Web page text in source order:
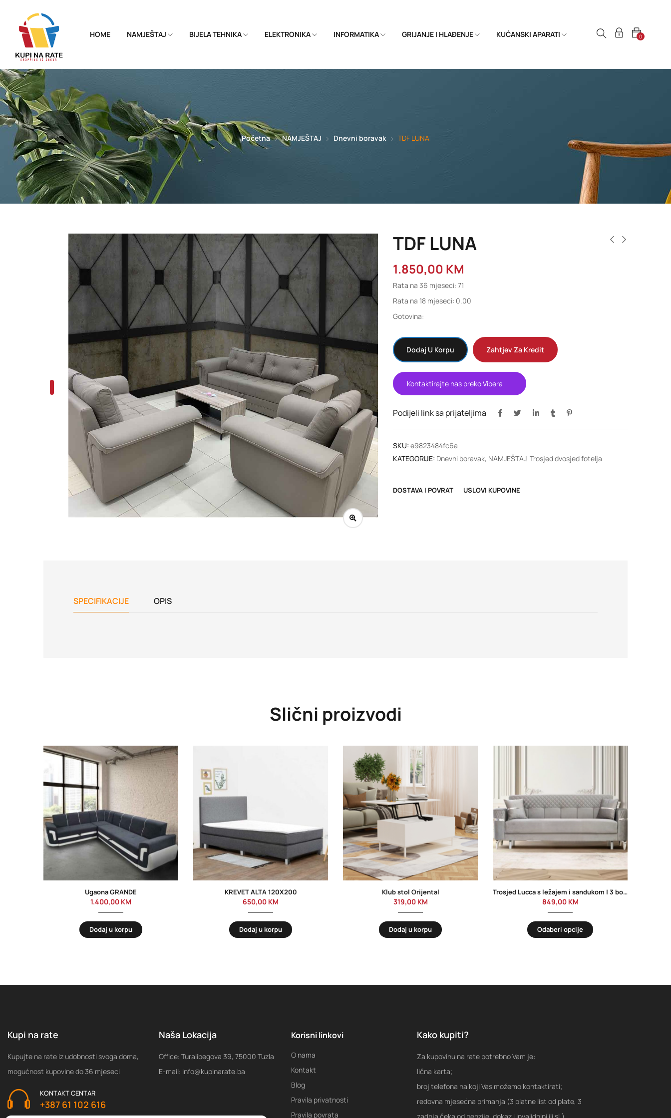
HOME NAMJEŠTAJ BIJELA TEHNIKA ELEKTRONIKA INFORMATIKA GRIJANJE I HLAĐENJE KUĆANSKI APARATI 0
Početna NAMJEŠTAJ Dnevni boravak TDF LUNA
TDF LUNA
1.850,00 KM
Rata na 36 mjeseci: 71
Rata na 18 mjeseci: 0.00
Gotovina:
Dodaj U Korpu Zahtjev Za Kredit
Kontaktirajte nas preko Vibera
Podijeli link sa prijateljima
SKU: e9823484fc6a
KATEGORIJE: Dnevni boravak, NAMJEŠTAJ, Trosjed dvosjed fotelja
DOSTAVA I POVRAT USLOVI KUPOVINE
SPECIFIKACIJE OPIS
Slični proizvodi
Ugaona GRANDE
1.400,00 KM
Dodaj u korpu
KREVET ALTA 120X200
650,00 KM
Dodaj u korpu
Klub stol Orijental
319,00 KM
Dodaj u korpu
Trosjed Lucca s ležajem i sandukom | 3 boje
849,00 KM
Odaberi opcije
Kupi na rate
Kupujte na rate iz udobnosti svoga doma,
mogućnost kupovine do 36 mjeseci
KONTAKT CENTAR
+387 61 102 616
Naša Lokacija
Office: Turalibegova 39, 75000 Tuzla
E-mail: info@kupinarate.ba
Korisni linkovi
O nama
Kontakt
Blog
Pravila privatnosti
Pravila povrata
Kako kupiti?
Za kupovinu na rate potrebno Vam je:
lična karta;
broj telefona na koji Vas možemo kontaktirati;
redovna mjesećna primanja (3 platne list od plate, 3